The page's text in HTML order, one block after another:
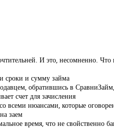
И это, несомненно. Что
сроки и сумму займа
обратившись в СравниЗайм,
счет для зачисления
всеми нюансами, которые
заем
время, что не свойственно